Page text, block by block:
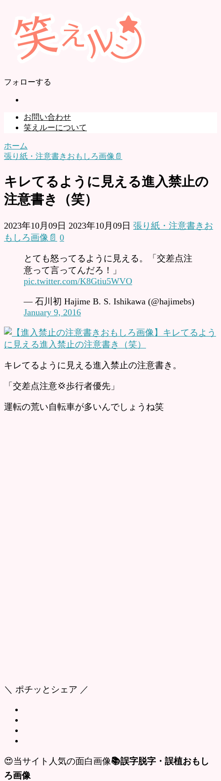
フォローする
お問い合わせ
笑えルーについて
ホーム
張り紙・注意書きおもしろ画像📄
キレてるように見える進入禁止の
注意書き（笑）
2023年10月09日 2023年10月09日 張り紙・注意書きお
もしろ画像📄 0
とても怒ってるように見える。「交差点注
意って言ってんだろ！」
pic.twitter.com/K8Gtiu5WVO
— 石川初 Hajime B. S. Ishikawa (@hajimebs)
January 9, 2016
キレてるように見える進入禁止の注意書き。
「交差点注意💢歩行者優先」
運転の荒い自転車が多いんでしょうね笑
＼ ポチッとシェア ／
😍当サイト人気の面白画像📚誤字脱字・誤植おもし
ろ画像